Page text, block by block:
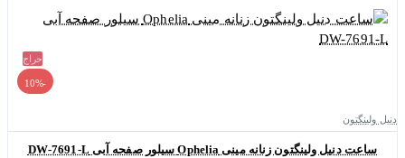
حراج
-10%
دنیل ولینگتون
ساعت دنیل ولینگتون زنانه مینی Ophelia سیلور صفحه آبی DW-7691-L